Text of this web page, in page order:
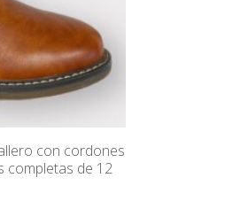
con cordones
completas de 12